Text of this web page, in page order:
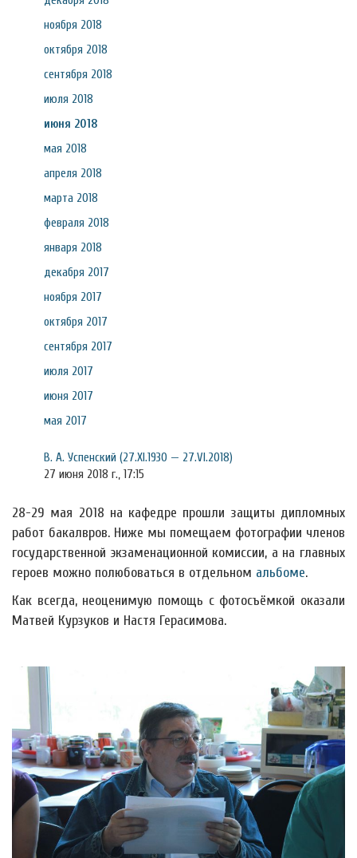
ноября 2018
октября 2018
сентября 2018
июля 2018
июня 2018
мая 2018
апреля 2018
марта 2018
февраля 2018
января 2018
декабря 2017
ноября 2017
октября 2017
сентября 2017
июля 2017
июня 2017
мая 2017
В. А. Успенский (27.XI.1930 — 27.VI.2018)
27 июня 2018 г., 17:15
28-29 мая 2018 на кафедре прошли защиты дипломных
работ бакалвров. Ниже мы помещаем фотографии членов
государственной экзаменационной комиссии, а на главных
героев можно полюбоваться в отдельном альбоме.
Как всегда, неоценимую помощь с фотосъёмкой оказали
Матвей Курзуков и Настя Герасимова.